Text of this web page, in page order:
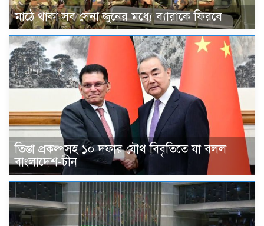
মাঠে থাকা সব সেনা জুনের মধ্যে ব্যারাকে ফিরবে
তিস্তা প্রকল্পসহ ১০ দফার যৌথ বিবৃতিতে যা বলল
বাংলাদেশ-চীন